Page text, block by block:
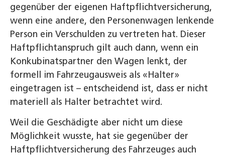
gegenüber der eigenen Haftpflichtversicherung,
wenn eine andere, den Personenwagen lenkende
Person ein Verschulden zu vertreten hat. Dieser
Haftpflichtanspruch gilt auch dann, wenn ein
Konkubinatspartner den Wagen lenkt, der
formell im Fahrzeugausweis als «Halter»
eingetragen ist – entscheidend ist, dass er nicht
materiell als Halter betrachtet wird.
Weil die Geschädigte aber nicht um diese
Möglichkeit wusste, hat sie gegenüber der
Haftpflichtversicherung des Fahrzeuges auch